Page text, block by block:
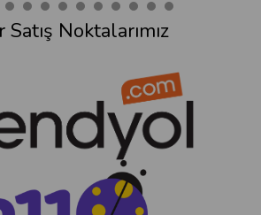
Satış Noktalarımız